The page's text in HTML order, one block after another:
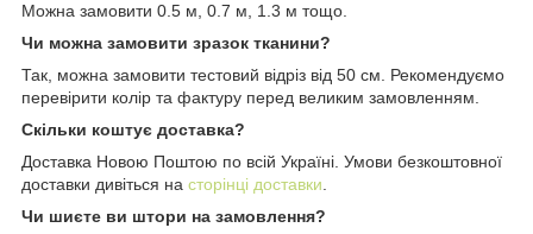
Можна замовити 0.5 м, 0.7 м, 1.3 м тощо.
Чи можна замовити зразок тканини?
Так, можна замовити тестовий відріз від 50 см. Рекомендуємо
перевірити колір та фактуру перед великим замовленням.
Скільки коштує доставка?
Доставка Новою Поштою по всій Україні. Умови безкоштовної
доставки дивіться на сторінці доставки.
Чи шиєте ви штори на замовлення?